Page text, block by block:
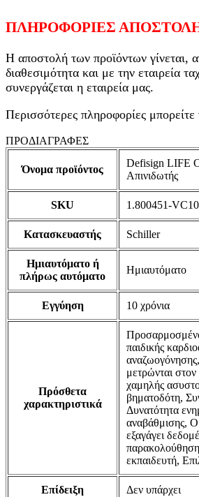
ΠΛΗΡΟΦΟΡΙΕΣ
Η αποστολή των προϊόντων γίνεται,
διαθεσιμότητα και με την εταιρεία
συνεργάζεται η εταιρεία μας.
Περισσότερες πληροφορίες μπορείτε
ΠΡΟΔΙΑΓΡΑΦΕΣ
Όνομα προϊόντος
Defisign LIFE
Απινιδωτής
SKU 1.800451-VC10
Κατασκευαστής Schiller
Ημιαυτόματο ή
πλήρως αυτόματο
Ημιαυτόματο
Εγγύηση 10 χρόνια
Πρόσθετα
χαρακτηριστικά
παιδικής
μετρώνται
χαμηλής
βηματοδότη,
Δυνατότητα
αναβάθμισης,
εξαγάγει
εκπαιδευτή,
Επίδειξη Δεν υπάρχει